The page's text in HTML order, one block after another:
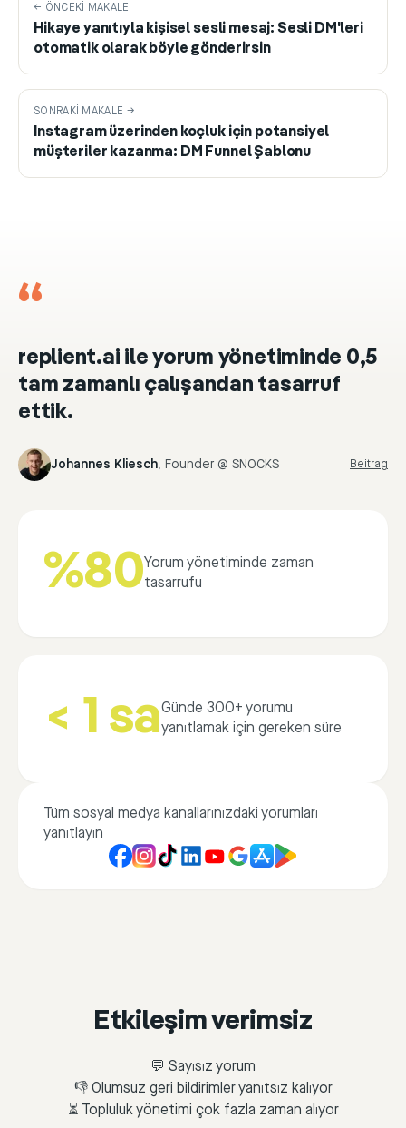
← ÖNCEKI MAKALE
Hikaye yanıtıyla kişisel sesli mesaj: Sesli DM'leri
otomatik olarak böyle gönderirsin
SONRAKI MAKALE →
Instagram üzerinden koçluk için potansiyel
müşteriler kazanma: DM Funnel Şablonu
“
replient.ai ile yorum yönetiminde 0,5
tam zamanlı çalışandan tasarruf
ettik.
Johannes Kliesch, Founder @ SNOCKS Beitrag
%80Yorum yönetiminde zaman
tasarrufu
< 1 saGünde 300+ yorumu
yanıtlamak için gereken süre
Tüm sosyal medya kanallarınızdaki yorumları
yanıtlayın
Etkileşim verimsiz
💬 Sayısız yorum
👎 Olumsuz geri bildirimler yanıtsız kalıyor
⏳ Topluluk yönetimi çok fazla zaman alıyor